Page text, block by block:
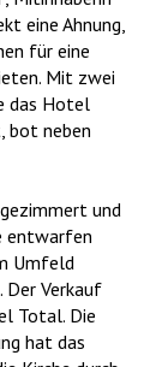
eine Ahnung,
für eine
Mit zwei
das Hotel
bot neben
und
entwarfen
Umfeld
Verkauf
Total. Die
hat das